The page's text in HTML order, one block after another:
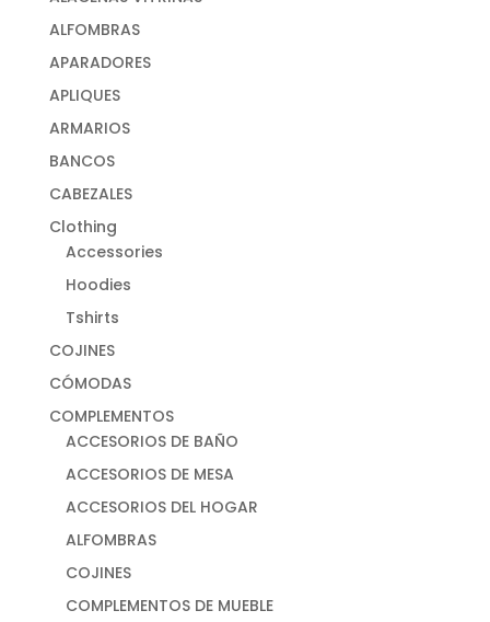
ALFOMBRAS
APARADORES
APLIQUES
ARMARIOS
BANCOS
CABEZALES
Clothing
Accessories
Hoodies
Tshirts
COJINES
CÓMODAS
COMPLEMENTOS
ACCESORIOS DE BAÑO
ACCESORIOS DE MESA
ACCESORIOS DEL HOGAR
ALFOMBRAS
COJINES
COMPLEMENTOS DE MUEBLE